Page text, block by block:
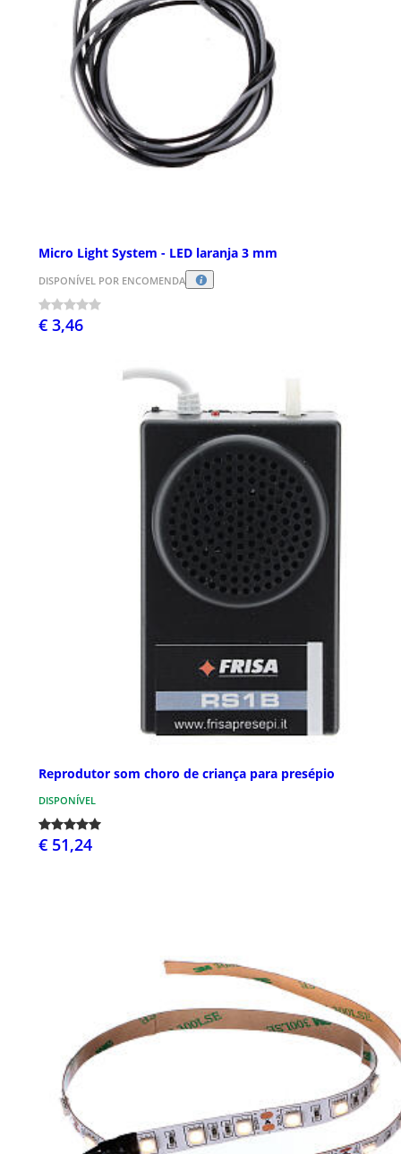
Micro Light System - LED laranja 3 mm
DISPONÍVEL POR ENCOMENDA
€ 3,46
Reprodutor som choro de criança para presépio
DISPONÍVEL
€ 51,24